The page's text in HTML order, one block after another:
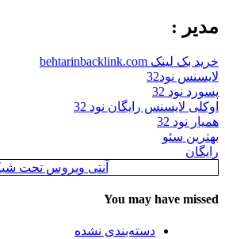
مدیر :
خرید بک لینک behtarinbacklink.com
لایسنس نود32
پسورد نود 32
اوکلی لایسنس رایگان نود 32
همیار نود 32
بهترین سئو
رایگان
آنتی ویروس تحت
You may have missed
دسته‌بندی نشده